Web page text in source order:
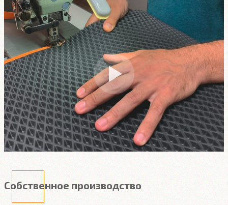
Собственное производство